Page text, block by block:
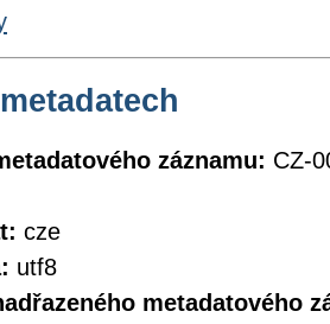
záznamu: CZ-
cze
utf8
metadatového